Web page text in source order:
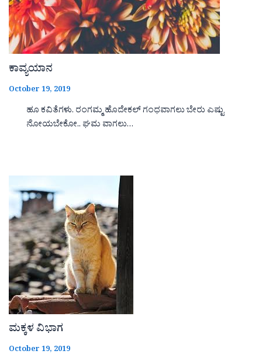
ಕಾವ್ಯಯಾನ
October 19, 2019
ಹೂ ಕವಿತೆಗಳು. ರಂಗಮ್ಮ ಹೊದೇಕಲ್ ಗಂಧವಾಗಲು ಬೇರು ಎಷ್ಟು
ನೋಯಬೇಕೋ.. ಘಮ ವಾಗಲು…
ಮಕ್ಕಳ ವಿಭಾಗ
October 19, 2019